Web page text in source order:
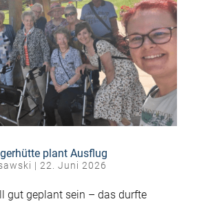
plant Ausflug
| 22. Juni 2026
gut geplant sein – das durfte